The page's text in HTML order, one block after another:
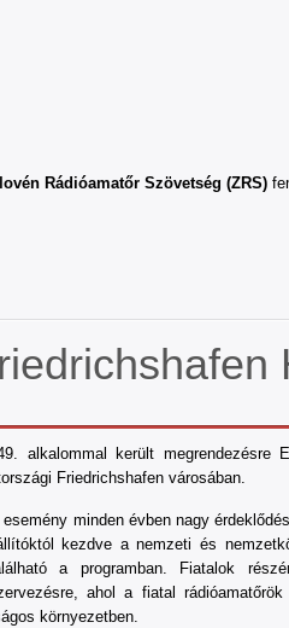
Rádióamatőr Szövetség (ZRS)
alkalommal került
Friedrichshafen városában.
esemény minden évben nagy
kezdve a nemzeti és
a programban. Fiatalok
ahol a fiatal
környezetben.